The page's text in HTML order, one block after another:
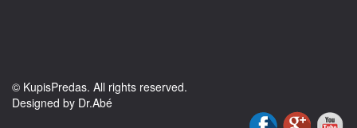
© KupisPredas. All rights reserved.
Designed by Dr.Abé